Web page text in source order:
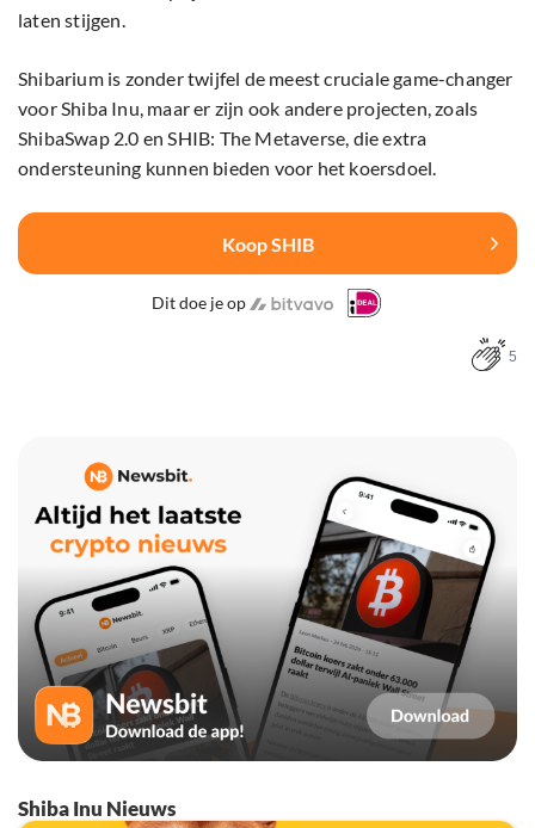
laten stijgen.
Shibarium is zonder twijfel de meest cruciale game-changer
voor Shiba Inu, maar er zijn ook andere projecten, zoals
ShibaSwap 2.0 en SHIB: The Metaverse, die extra
ondersteuning kunnen bieden voor het koersdoel.
Koop SHIB
Dit doe je op
5
Shiba Inu Nieuws